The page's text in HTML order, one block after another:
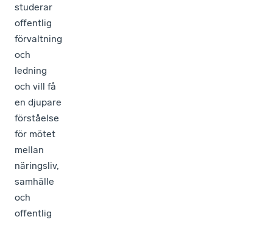
studerar
offentlig
förvaltning
och
ledning
och vill få
en djupare
förståelse
för mötet
mellan
näringsliv,
samhälle
och
offentlig